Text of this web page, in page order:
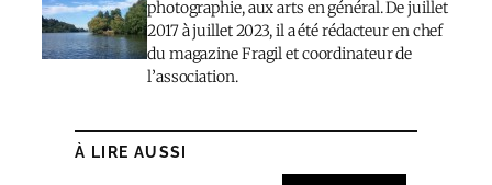
photographie, aux arts en général. De juillet
2017 à juillet 2023, il a été rédacteur en chef
du magazine Fragil et coordinateur de
l’association.
À LIRE AUSSI